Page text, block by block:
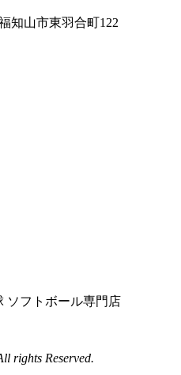
知山市東羽合町122
rights Reserved.